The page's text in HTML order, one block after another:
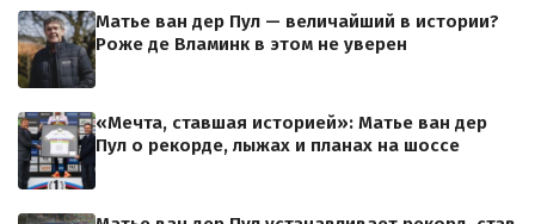
Матье ван дер Пул — величайший в истории?
Роже де Вламинк в этом не уверен
«Мечта, ставшая историей»: Матье ван дер
Пул о рекорде, лыжах и планах на шоссе